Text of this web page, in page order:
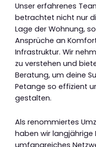
Unser erfahrenes
betrachtet nicht nur
Lage der Wohnung,
Ansprüche an
Infrastruktur. Wir
zu verstehen und
Beratung, um deine
Petange so effizient
gestalten.
Als renommiertes
haben wir langjährige